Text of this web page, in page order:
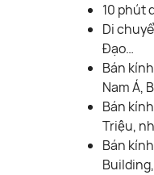
10 phút
Di
Đạo…
Bán
Nam Á,
Bán
Triệu,
Bán
Building,